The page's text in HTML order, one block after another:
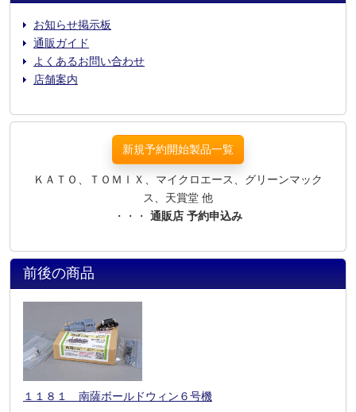
お知らせ掲示板
通販ガイド
よくあるお問い合わせ
店舗案内
新規予約開始製品一覧
ＫＡＴＯ、ＴＯＭＩＸ、マイクロエース、グリーンマック
ス、天賞堂 他
・・・ 通販店 予約申込み
前後の商品
１１８１ 南薩ボールドウィン６号機